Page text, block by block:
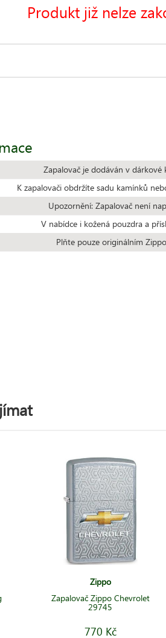
Produkt již nelze
Zapalovač je dodáván v dárkové
K zapalovači obdržíte sadu kamínků
Upozornění: Zapalovač není
V nabídce i kožená pouzdra a
Plňte pouze originálním
Zippo
Zapalovač Zippo Chevrolet
29745
770 Kč